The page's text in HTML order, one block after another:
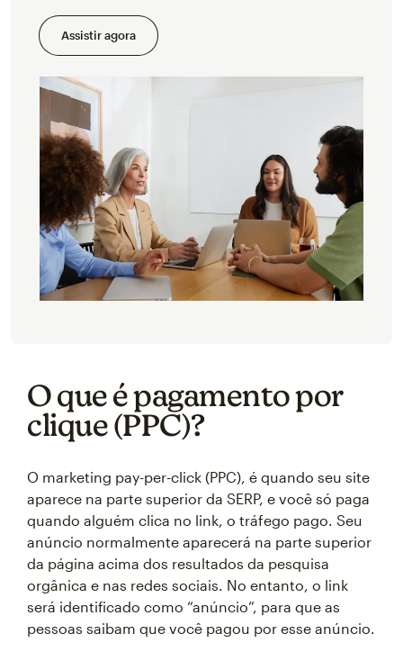
Assistir agora
O que é pagamento por
clique (PPC)?
O marketing pay-per-click (PPC), é quando seu site
aparece na parte superior da SERP, e você só paga
quando alguém clica no link, o tráfego pago. Seu
anúncio normalmente aparecerá na parte superior
da página acima dos resultados da pesquisa
orgânica e nas redes sociais. No entanto, o link
será identificado como “anúncio”, para que as
pessoas saibam que você pagou por esse anúncio.